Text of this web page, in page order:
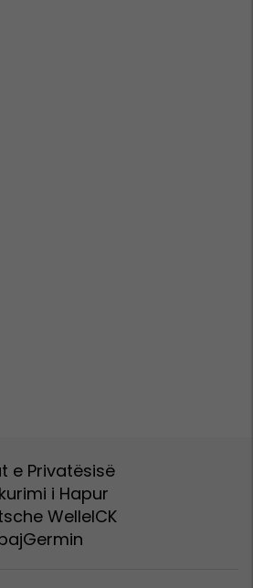
e Privatësisë
i Hapur
WelleICK
Germin